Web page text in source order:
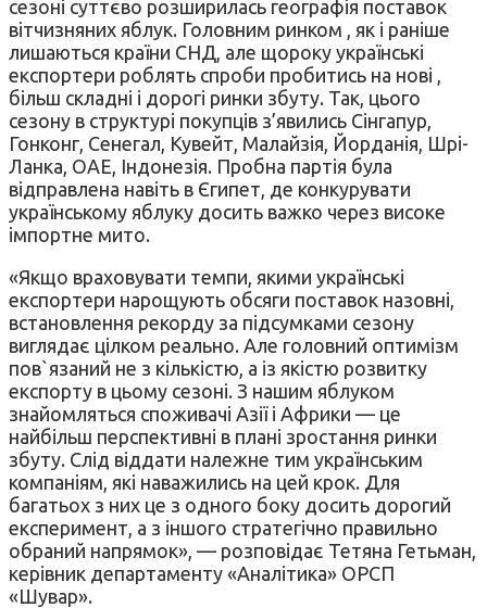
сезоні суттєво розширилась географія поставок
вітчизняних яблук. Головним ринком , як і раніше
лишаються країни СНД, але щороку українські
експортери роблять спроби пробитись на нові ,
більш складні і дорогі ринки збуту. Так, цього
сезону в структурі покупців з’явились Сінгапур,
Гонконг, Сенегал, Кувейт, Малайзія, Йорданія, Шрі-
Ланка, ОАЕ, Індонезія. Пробна партія була
відправлена навіть в Єгипет, де конкурувати
українському яблуку досить важко через високе
імпортне мито.
«Якщо враховувати темпи, якими українські
експортери нарощують обсяги поставок назовні,
встановлення рекорду за підсумками сезону
виглядає цілком реально. Але головний оптимізм
пов`язаний не з кількістю, а із якістю розвитку
експорту в цьому сезоні. З нашим яблуком
знайомляться споживачі Азії і Африки — це
найбільш перспективні в плані зростання ринки
збуту. Слід віддати належне тим українським
компаніям, які наважились на цей крок. Для
багатьох з них це з одного боку досить дорогий
експеримент, а з іншого стратегічно правильно
обраний напрямок», — розповідає Тетяна Гетьман,
керівник департаменту «Аналітика» ОРСП
«Шувар».